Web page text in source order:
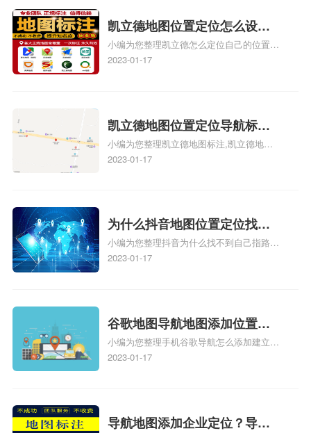
门指路人地图标注服务中心地址标注上地图
怎么弄相关地图标注知识，详情可查看下方
正文！
凯立德地图位置定位怎么设置
自己的指路人地图标注服务中
心名？凯立德地图位置定位怎
小编为您整理凯立德怎么定位自己的位置
啊、手机凯立德地图定位怎么设置往上走、
地图标注服务中心铺招牌相关地图标注知
识，详情可查看下方正文！
2023-01-17
凯立德地图位置定位导航标
注？凯立德地图位置定位,导航,
标注？
小编为您整理凯立德地图标注,凯立德地图
标注怎么做啊、凯立德地图标注,凯立德地
相关地图标注知识，详情可查看下方正文！
2023-01-17
为什么抖音地图位置定位找不
到了？抖音为什么找不到当前
定位了？
小编为您整理抖音为什么找不到自己指路人
地图标注服务中心铺的位置、地图位置更新
服务中心位置、抖音突然不显示定位了相关
地图标注知识，详情可查看下方正文！
2023-01-17
谷歌地图导航地图添加位置？
添加谷歌地图导航位置？
小编为您整理手机谷歌导航怎么添加建立多
人位置、如何在地图，谷歌地图添加公司位
2023-01-17
导航地图添加企业定位？导航